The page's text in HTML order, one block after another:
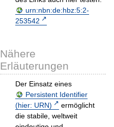
urn:nbn:de:hbz:5:2-
253542
Nähere
Erläuterungen
Der Einsatz eines
Persistent Identifier
(hier: URN)
ermöglicht
die stabile, weltweit